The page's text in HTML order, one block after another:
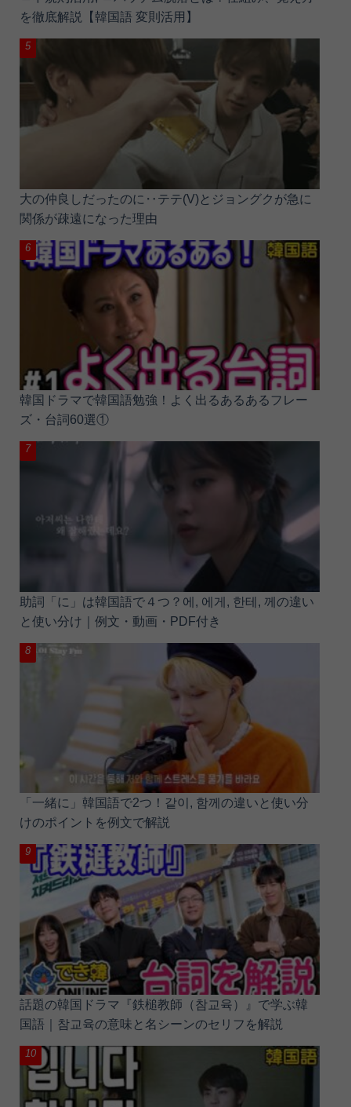
を徹底解説【韓国語 変則活用】
大の仲良しだったのに‥テテ(V)とジョングクが急に
関係が疎遠になった理由
韓国ドラマで韓国語勉強！よく出るあるあるフレー
ズ・台詞60選①
助詞「に」は韓国語で４つ？에, 에게, 한테, 께の違い
と使い分け｜例文・動画・PDF付き
「一緒に」韓国語で2つ！같이, 함께の違いと使い分
けのポイントを例文で解説
話題の韓国ドラマ『鉄槌教師（참교육）』で学ぶ韓
国語｜참교육の意味と名シーンのセリフを解説